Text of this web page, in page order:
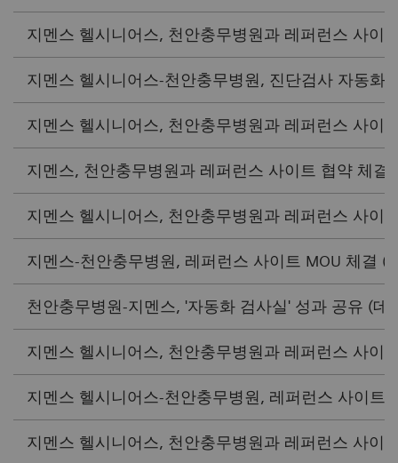
지멘스 헬시니어스, 천안충무병원과 레퍼런스 사이
지멘스 헬시니어스-천안충무병원, 진단검사 자동화
지멘스 헬시니어스, 천안충무병원과 레퍼런스 사이
지멘스, 천안충무병원과 레퍼런스 사이트 협약 체결
지멘스 헬시니어스, 천안충무병원과 레퍼런스 사이
지멘스-천안충무병원, 레퍼런스 사이트 MOU 체결 (
천안충무병원-지멘스, '자동화 검사실' 성과 공유 (데
지멘스 헬시니어스, 천안충무병원과 레퍼런스 사이
지멘스 헬시니어스-천안충무병원, 레퍼런스 사이트
지멘스 헬시니어스, 천안충무병원과 레퍼런스 사이